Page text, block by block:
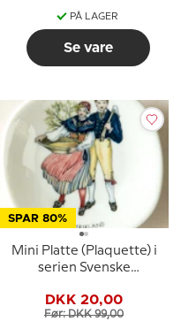
PÅ LAGER
Se vare
SPAR 80%
Mini Platte (Plaquette) i
serien Svenske
Gästrikland
DKK 20,00
Før: DKK 99,00